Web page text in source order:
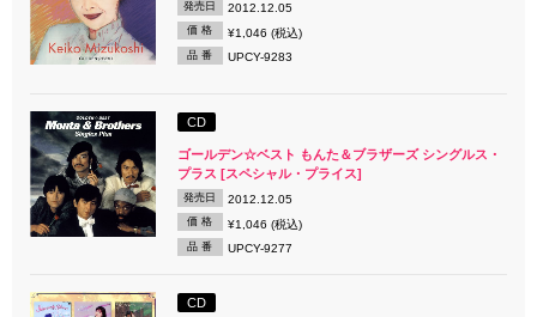
発売日 2012.12.05
価 格 ¥1,046 (税込)
品 番 UPCY-9283
CD
ゴールデン☆ベスト もんた＆ブラザーズ シングルス・
プラス [スペシャル・プライス]
発売日 2012.12.05
価 格 ¥1,046 (税込)
品 番 UPCY-9277
CD